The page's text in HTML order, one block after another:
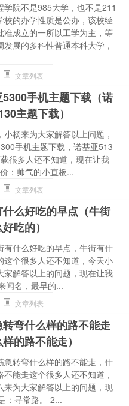
学院不是985大学，也不是211
校的办学性质是公办，该校经
准成立的一所以工学为主，等
发展的多科性普通本科大学，
文章列表
手机主题下载（诺
主题下载）
小杨来为大家解答以上问题，
手机主题下载，诺基亚513
很多人还不知道，现在让我
：帅气的小直板...
文章列表
么好吃的早点（牛街
吃的）
有什么好吃的早点，牛街有什
这个很多人还不知道，今天小
家解答以上的问题，现在让我
闻名，最早的...
文章列表
转弯什么样的路不能走
样的路不能走）
急转弯什么样的路不能走，什
不能走这个很多人还不知道，
来为大家解答以上的问题，现
：寻常路。 2...